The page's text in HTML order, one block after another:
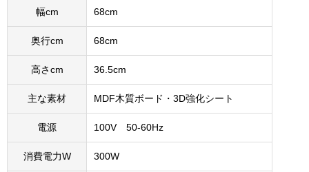
幅cm 68cm
奥行cm 68cm
高さcm 36.5cm
主な素材 MDF木質ボード・3D強化シート
電源 100V 50-60Hz
消費電力W 300W